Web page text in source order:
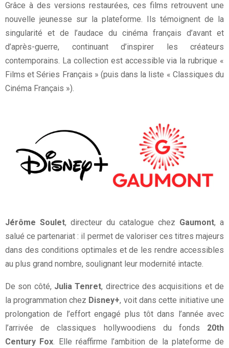
Grâce à des versions restaurées, ces films retrouvent une
nouvelle jeunesse sur la plateforme. Ils témoignent de la
singularité et de l’audace du cinéma français d’avant et
d’après-guerre, continuant d’inspirer les créateurs
contemporains. La collection est accessible via la rubrique «
Films et Séries Français » (puis dans la liste « Classiques du
Cinéma Français »).
Jérôme Soulet, directeur du catalogue chez Gaumont, a
salué ce partenariat : il permet de valoriser ces titres majeurs
dans des conditions optimales et de les rendre accessibles
au plus grand nombre, soulignant leur modernité intacte.
De son côté, Julia Tenret, directrice des acquisitions et de
la programmation chez Disney+, voit dans cette initiative une
prolongation de l’effort engagé plus tôt dans l’année avec
l’arrivée de classiques hollywoodiens du fonds 20th
Century Fox . Elle réaffirme l’ambition de la plateforme de